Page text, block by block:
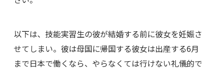
以下は、技能実習生の彼が結婚する前に彼女を妊娠さ
せてしまい。彼は母国に帰国する彼女は出産する6月
まで日本で働くなら、やらなくては行けない礼儀的で